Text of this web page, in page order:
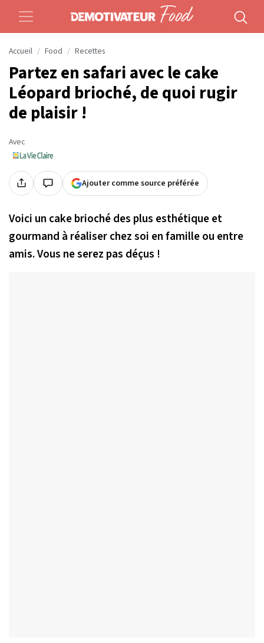
Accueil Food Recettes
Partez en safari avec le cake
Léopard brioché, de quoi rugir
de plaisir !
Avec
Ajouter comme source préférée
Voici un cake brioché des plus esthétique et
gourmand à réaliser chez soi en famille ou entre
amis. Vous ne serez pas déçus !